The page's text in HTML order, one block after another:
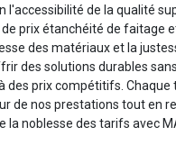
l'accessibilité de la qualité
prix étanchéité de faitage
des matériaux et la
des solutions durables sans
des prix compétitifs. Chaque
de nos prestations tout en
noblesse des tarifs avec